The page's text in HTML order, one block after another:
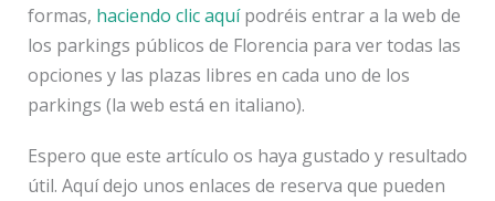
formas, haciendo clic aquípodréis entrar a la web de
los parkings públicos de Florencia para ver todas las
opciones y las plazas libres en cada uno de los
parkings (la web está en italiano).
Espero que este artículo os haya gustado y resultado
útil. Aquí dejo unos enlaces de reserva que pueden